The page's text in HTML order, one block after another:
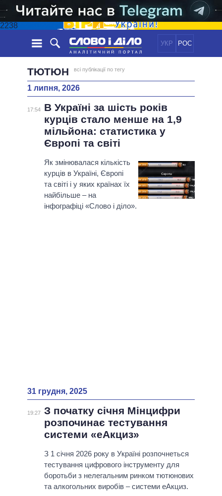
2238
УКР РОС
НОВИНИ
СТРІЧКА
ПОДІЇ
СТАТТІ
ДУМКИ
ОГЛЯДИ
ДАЙДЖЕСТИ
ЕКОНОМІКА
СУСПІЛЬСТВО
СВІТ
ПОЛIТИКИ
УСІ ПОЛІТИКИ
ПРЕЗИДЕНТ І ОФІС
ВЕРХОВНА РАДА
КАБІНЕТ МІНІСТРІВ
ГОЛОВИ ОБЛАДМІНІСТРАЦІЙ
МЕРИ МІСТ
ІНФОГРАФІКА
ВІДЕО
ПІДТРИМАТИ
ПОРІВНЯННЯ ПОЛІТИКІВ
ТЮТЮН всі публікації по тегу
1 липня, 2026
17:54
В Україні за шість років
курців стало менше на 1,9
мільйона: статистика у
Європі та світі
Як змінювалася кількість
курців в Україні, Європі
та світі і у яких країнах їх
найбільше – на
інфографіці «Слово і діло».
31 грудня, 2025
19:27 З початку січня Мінцифри
розпочинає тестування
системи «еАкциз»
З 1 січня 2026 року в Україні розпочнеться
тестування цифрового інструменту для
боротьби з нелегальним ринком тютюнових
та алкогольних виробів – системи еАкциз.